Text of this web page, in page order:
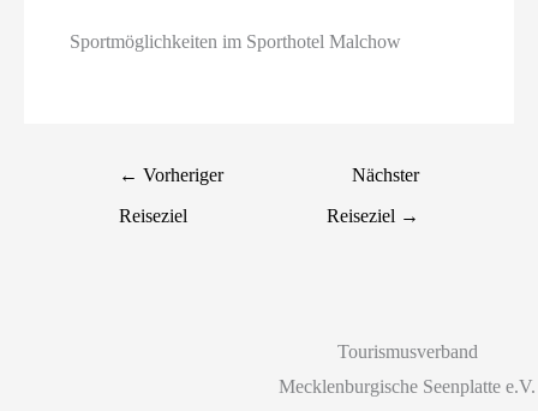
Sportmöglichkeiten im Sporthotel Malchow
← Vorheriger
Reiseziel
Nächster
Reiseziel →
Tourismusverband
Mecklenburgische Seenplatte e.V.